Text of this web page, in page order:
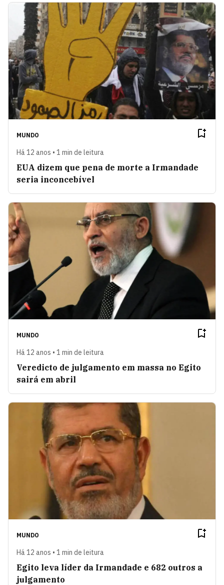
MUNDO
Há 12 anos • 1 min de leitura
EUA dizem que pena de morte a Irmandade
seria inconcebível
MUNDO
Há 12 anos • 1 min de leitura
Veredicto de julgamento em massa no Egito
sairá em abril
MUNDO
Há 12 anos • 1 min de leitura
Egito leva líder da Irmandade e 682 outros a
julgamento